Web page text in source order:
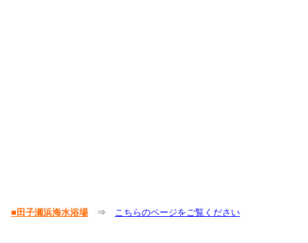
■田子瀬浜海水浴場⇒ こちらのページをご覧ください